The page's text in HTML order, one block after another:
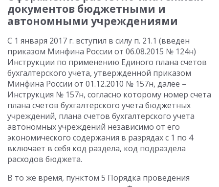
документов бюджетными и
автономными учреждениями
С 1 января 2017 г. вступил в силу п. 21.1 (введен
приказом Минфина России от 06.08.2015 № 124н)
Инструкции по применению Единого плана счетов
бухгалтерского учета, утвержденной приказом
Минфина России от 01.12.2010 № 157н, далее –
Инструкция № 157н, согласно которому номер счета
плана счетов бухгалтерского учета бюджетных
учреждений, плана счетов бухгалтерского учета
автономных учреждений независимо от его
экономического содержания в разрядах с 1 по 4
включает в себя код раздела, код подраздела
расходов бюджета.
В то же время, пунктом 5 Порядка проведения